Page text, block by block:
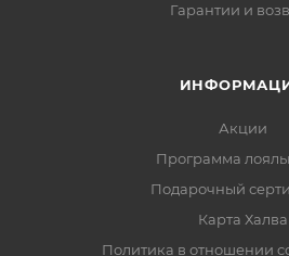
Гарантии и
Акции
Программа
Подарочный
Карта Халва
Политика в отношении